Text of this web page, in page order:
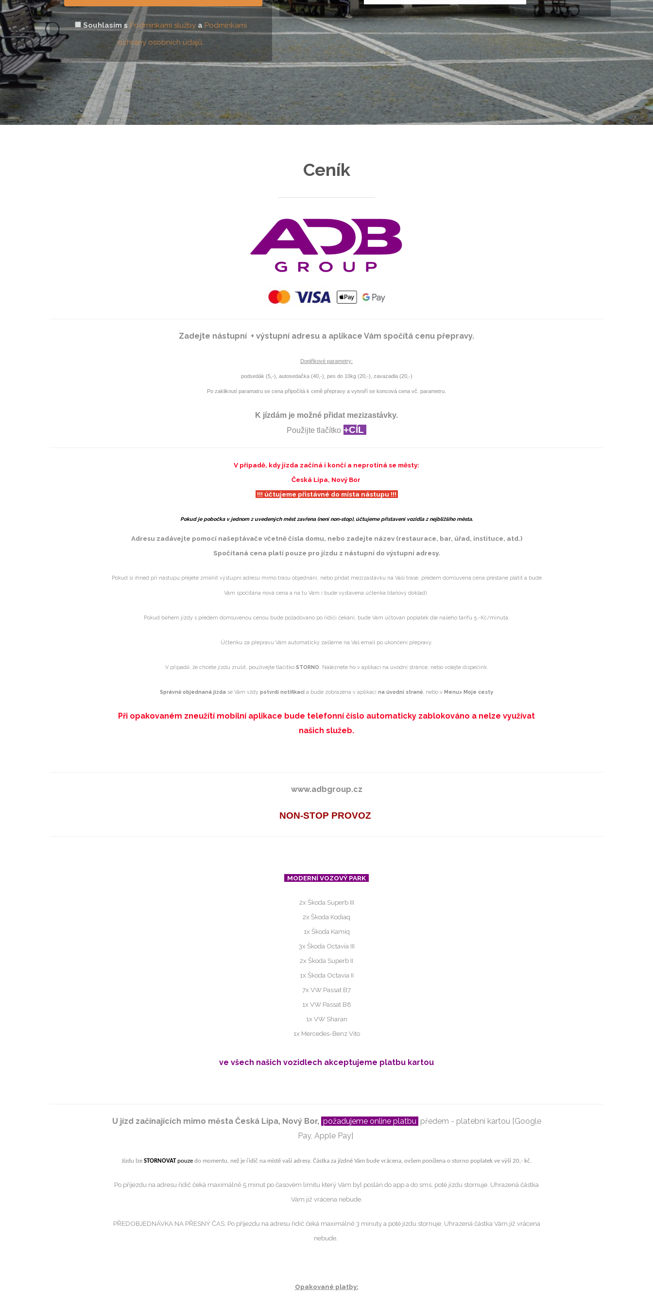
Souhlasím s Podmínkami služby a Podmínkami
ochrany osobních údajů.
Ceník
Zadejte nástupní + výstupní adresu a aplikace Vám spočítá cenu přepravy.
Doplňkové parametry:
podsedák (5,-), autosedačka (40,-), pes do 10kg (20,-), zavazadla (20,-)
Po zakliknutí paramatru se cena připočítá k ceně přepravy a vytvoří se koncová cena vč. parametru.
K jízdám je možné přidat mezizastávky.
Použijte tlačítko +CÍL
V případě, kdy jízda začíná i končí a neprotíná se městy:
Česká Lípa, Nový Bor
!!! účtujeme přistávné do místa nástupu !!!
Pokud je pobočka v jednom z uvedených měst zavřena (není non-stop), účtujeme přistavení vozidla z nejbližšího města.
Adresu zadávejte pomocí našeptávače včetně čísla domu, nebo zadejte název (restaurace, bar, úřad, instituce, atd.)
Spočítaná cena platí pouze pro jízdu z nástupní do výstupní adresy.
Pokud si ihned při nástupu přejete změnit výstupní adresu mimo trasu objednání, nebo přidat mezizastávku na Vaší trase, předem domluvená cena přestane platit a bude
Vám spočítána nová cena a na tu Vám i bude vystavena účtenka (daňový doklad).
Pokud během jízdy s předem domluvenou cenou bude požadováno po řidiči čekání, bude Vám účtován poplatek dle našeho tarifu 5,-Kč/minuta.
Účtenku za přepravu Vám automaticky zašleme na Váš email po ukončení přepravy.
V případě, že chcete jízdu zrušit, používejte tlačítkoSTORNO . Naleznete ho v aplikaci na úvodní stránce, nebo volejte dispečink.
Správně objednaná jízda se Vám vždy potvrdí notifikací a bude zobrazena v aplikaci na úvodní straně , nebo v Menu> Moje cesty
Při opakovaném zneužítí mobilní aplikace bude telefonní číslo automaticky zablokováno a nelze využívat
našich služeb.
www.adbgroup.cz
NON-STOP PROVOZ
MODERNÍ VOZOVÝ PARK
2x Škoda Superb III
2x Škoda Kodiaq
1x Škoda Kamiq
3x Škoda Octavia III
2x Škoda Superb II
1x Škoda Octavia II
7x VW Passat B7
1x VW Passat B8
1x VW Sharan
1x Mercedes-Benz Vito
ve všech našich vozidlech akceptujeme platbu kartou
U jízd začínajících mimo města Česká Lípa, Nový Bor, požadujeme online platbu předem - platební kartou [Google
Pay, Apple Pay]
Jízdu lze STORNOVAT pouze do momentu, než je řidič na místě vaší adresy. Částka za jízdné Vám bude vrácena, ovšem ponížena o storno poplatek ve výši 20,- kč.
Po příjezdu na adresu řidič čeká maximálně 5 minut po časovém limitu který Vám byl poslán do app a do sms, poté jízdu stornuje. Uhrazená částka
Vám již vrácena nebude.
PŘEDOBJEDNÁVKA NA PŘESNÝ ČAS: Po příjezdu na adresu řidič čeká maximálně 3 minuty a poté jízdu stornuje. Uhrazená částka Vám již vrácena
nebude.
Opakované platby: